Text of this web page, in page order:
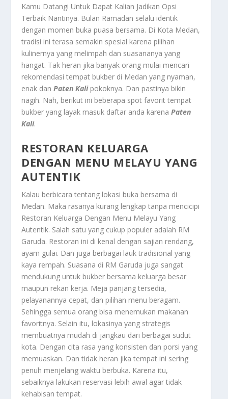
Kamu Datangi Untuk Dapat Kalian Jadikan Opsi
Terbaik Nantinya. Bulan Ramadan selalu identik
dengan momen buka puasa bersama. Di Kota Medan,
tradisi ini terasa semakin spesial karena pilihan
kulinernya yang melimpah dan suasananya yang
hangat. Tak heran jika banyak orang mulai mencari
rekomendasi tempat bukber di Medan yang nyaman,
enak danPaten Kalipokoknya. Dan pastinya bikin
nagih. Nah, berikut ini beberapa spot favorit tempat
bukber yang layak masuk daftar anda karenaPaten
Kali.
RESTORAN KELUARGA
DENGAN MENU MELAYU YANG
AUTENTIK
Kalau berbicara tentang lokasi buka bersama di
Medan. Maka rasanya kurang lengkap tanpa mencicipi
Restoran Keluarga Dengan Menu Melayu Yang
Autentik. Salah satu yang cukup populer adalah RM
Garuda. Restoran ini di kenal dengan sajian rendang,
ayam gulai. Dan juga berbagai lauk tradisional yang
kaya rempah. Suasana di RM Garuda juga sangat
mendukung untuk bukber bersama keluarga besar
maupun rekan kerja. Meja panjang tersedia,
pelayanannya cepat, dan pilihan menu beragam.
Sehingga semua orang bisa menemukan makanan
favoritnya. Selain itu, lokasinya yang strategis
membuatnya mudah di jangkau dari berbagai sudut
kota. Dengan cita rasa yang konsisten dan porsi yang
memuaskan. Dan tidak heran jika tempat ini sering
penuh menjelang waktu berbuka. Karena itu,
sebaiknya lakukan reservasi lebih awal agar tidak
kehabisan tempat.